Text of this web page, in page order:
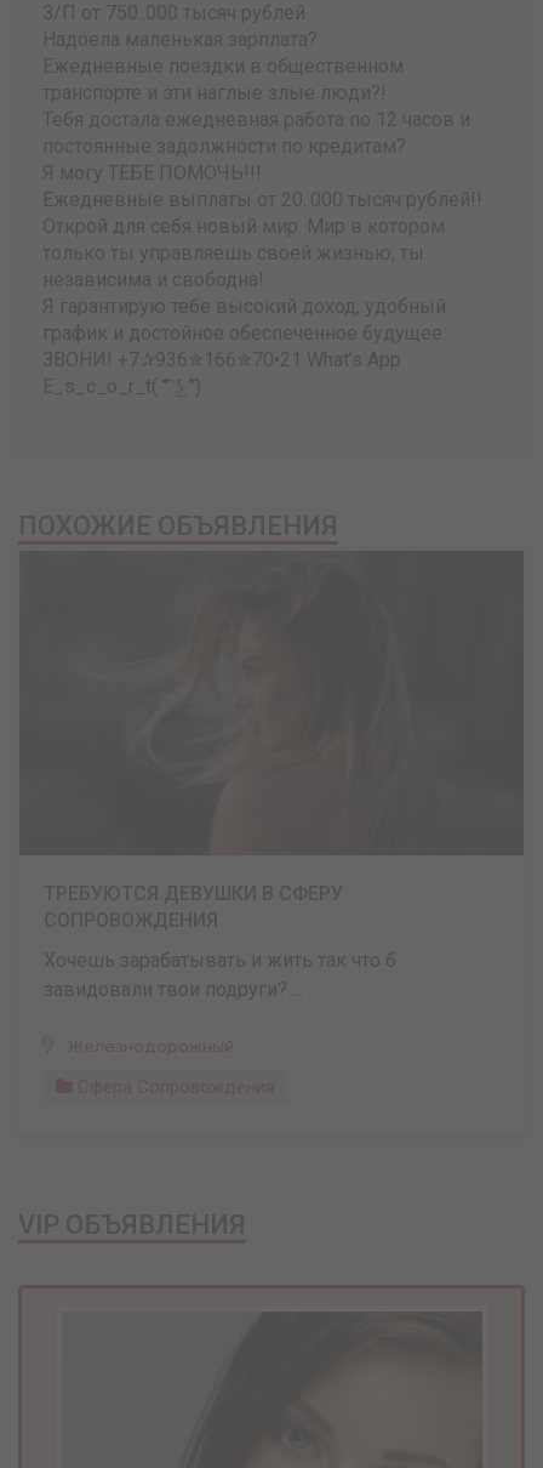
З/П от 750..000 тысяч рублей
Надоела маленькая зарплата?
Ежедневные поездки в общественном
транспорте и эти наглые злые люди?!
Тебя достала ежедневная работа по 12 часов и
постоянные задолжности по кредитам?
Я могу ТЕБЕ ПОМОЧЬ!!!
Ежедневные выплаты от 20..000 тысяч рублей!!
Открой для себя новый мир. Мир в котором
только ты управляешь своей жизнью, ты
независима и свободна!
Я гарантирую тебе высокий доход, удобный
график и достойное обеспеченное будущее.
ЗВОНИ! +7✰936✮166✮70•21 What’s App
E_s_c_o_r_t( ͡° ͜ʖ ͡°)
Хочешь зарабатывать и жить так что б
завидовали твои подруги? ...
Железнодорожный
Сфера Сопровождения